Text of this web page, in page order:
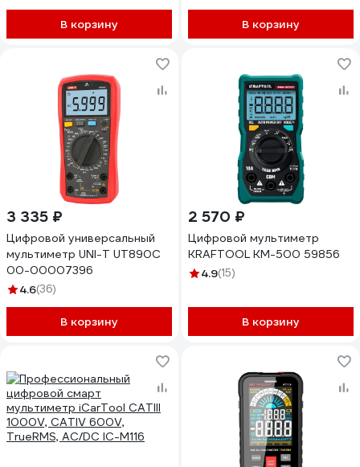
В корзину В корзину
3 335 ₽
Цифровой универсальный
мультиметр UNI-T UT890C
00-00007396
4.6(36)
В корзину
2 570 ₽
Цифровой мультиметр
KRAFTOOL KM-500 59856
4.9(15)
В корзину